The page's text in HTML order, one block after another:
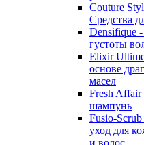
Couture
Средства
Densifique
густоты
Elixir
основе
масел
Fresh
шампунь
Fusio-
уход для
и волос